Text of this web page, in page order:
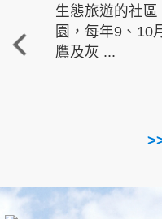
生態旅遊的社
園，每年9、10
鷹及灰 ...